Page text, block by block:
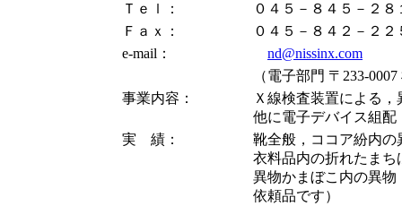
Ｔｅｌ：
０４５－８４５－２８
Ｆａｘ：
０４５－８４２－２２
e-mail：
nd@nissinx.com
（電子部門 〒233-
事業内容：
Ｘ線検査装置による
他に電子デバイス組配
実 績：
靴全般，ココア紛内
衣料品内の折れたま
異物かまぼこ内の異
依頼品です）